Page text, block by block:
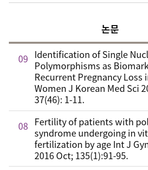
논문
09 Identification of Single
Polymorphisms as
Recurrent Pregnancy Loss
Women J Korean Med Sci
37(46): 1-11.
08 Fertility of patients with
syndrome undergoing in
fertilization by age Int J
2016 Oct; 135(1):91-95.